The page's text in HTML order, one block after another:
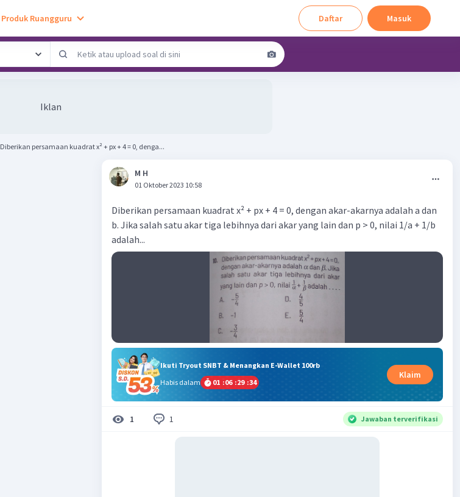
Produk Ruangguru Daftar Masuk
Iklan
Diberikan persamaan kuadrat x² + px + 4 = 0, denga...
M H
01 Oktober 2023 10:58
Diberikan persamaan kuadrat x² + px + 4 = 0, dengan akar-akarnya adalah a dan
b. Jika salah satu akar tiga lebihnya dari akar yang lain dan p > 0, nilai 1/a + 1/b
adalah...
Ikuti Tryout SNBT & Menangkan E-Wallet 100rb
Habis dalam
01 :06 :29 :33
Klaim
1 1 Jawaban terverifikasi